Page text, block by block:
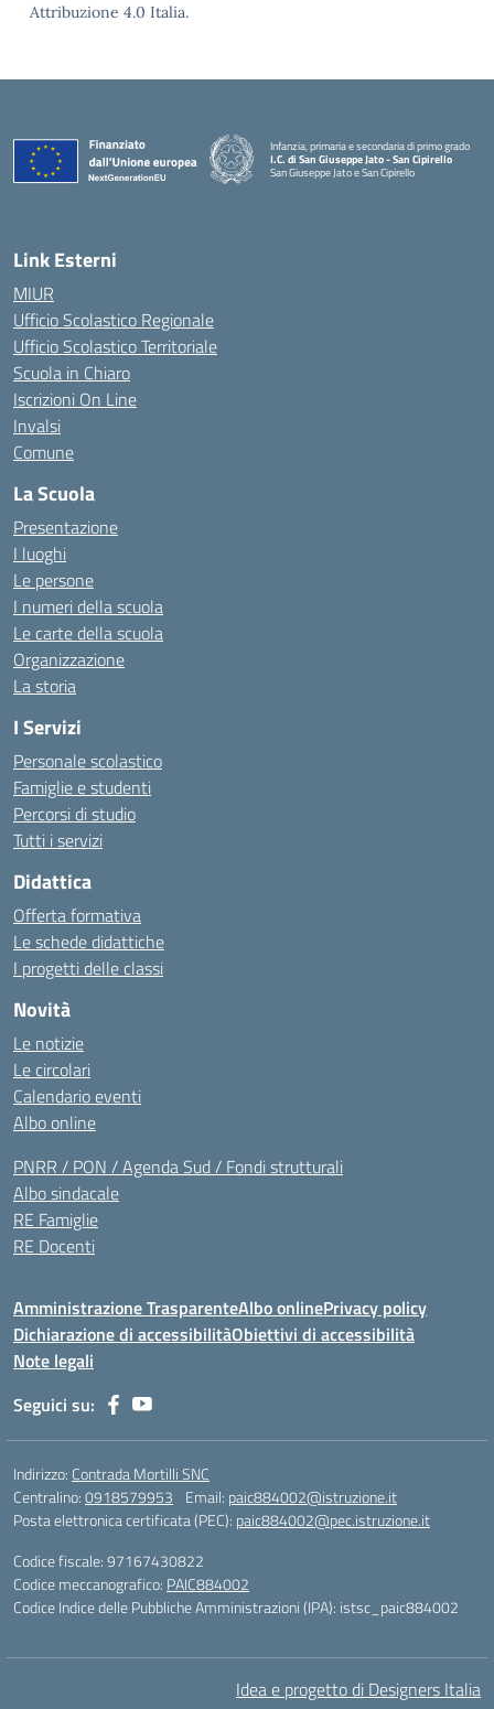
Attribuzione 4.0 Italia.
Infanzia, primaria e secondaria di primo grado
I.C. di San Giuseppe Jato - San Cipirello
San Giuseppe Jato e San Cipirello
Link Esterni
MIUR
Ufficio Scolastico Regionale
Ufficio Scolastico Territoriale
Scuola in Chiaro
Iscrizioni On Line
Invalsi
Comune
La Scuola
Presentazione
I luoghi
Le persone
I numeri della scuola
Le carte della scuola
Organizzazione
La storia
I Servizi
Personale scolastico
Famiglie e studenti
Percorsi di studio
Tutti i servizi
Didattica
Offerta formativa
Le schede didattiche
I progetti delle classi
Novità
Le notizie
Le circolari
Calendario eventi
Albo online
PNRR / PON / Agenda Sud / Fondi strutturali
Albo sindacale
RE Famiglie
RE Docenti
Amministrazione TrasparenteAlbo onlinePrivacy policy
Dichiarazione di accessibilitàObiettivi di accessibilità
Note legali
Seguici su:
Indirizzo: Contrada Mortilli SNC
Centralino:0918579953 Email: paic884002@istruzione.it
Posta elettronica certificata (PEC): paic884002@pec.istruzione.it
Codice fiscale: 97167430822
Codice meccanografico: PAIC884002
Codice Indice delle Pubbliche Amministrazioni (IPA): istsc_paic884002
Idea e progetto di Designers Italia